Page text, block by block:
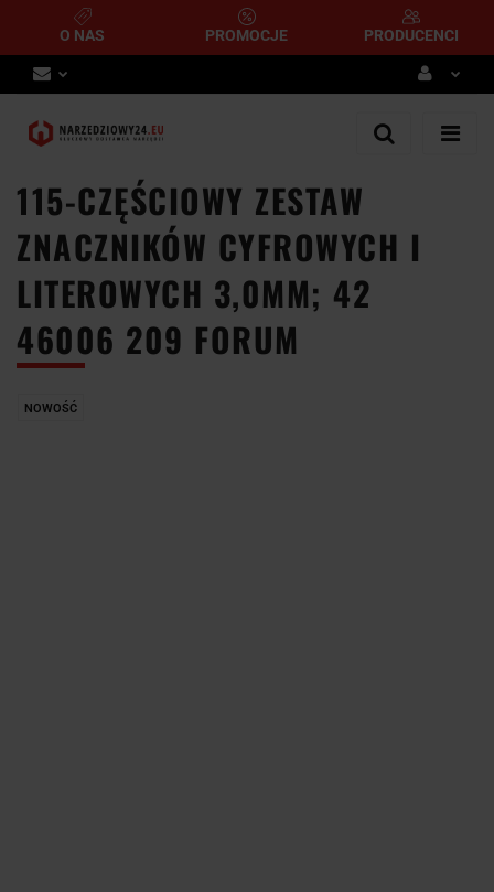
O NAS PROMOCJE PRODUCENCI
Zaloguj się
Dodaj zgłoszenie
115-CZĘŚCIOWY ZESTAW
ZNACZNIKÓW CYFROWYCH I
LITEROWYCH 3,0MM; 42
46006 209 FORUM
NOWOŚĆ